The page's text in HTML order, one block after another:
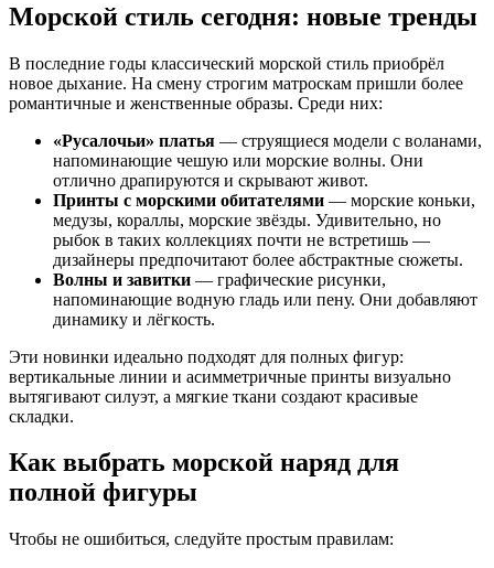
Морской стиль сегодня: новые тренды
В последние годы классический морской стиль приобрёл
новое дыхание. На смену строгим матроскам пришли более
романтичные и женственные образы. Среди них:
«Русалочьи» платья — струящиеся модели с воланами,
напоминающие чешую или морские волны. Они
отлично драпируются и скрывают живот.
Принты с морскими обитателями — морские коньки,
медузы, кораллы, морские звёзды. Удивительно, но
рыбок в таких коллекциях почти не встретишь —
дизайнеры предпочитают более абстрактные сюжеты.
Волны и завитки — графические рисунки,
напоминающие водную гладь или пену. Они добавляют
динамику и лёгкость.
Эти новинки идеально подходят для полных фигур:
вертикальные линии и асимметричные принты визуально
вытягивают силуэт, а мягкие ткани создают красивые
складки.
Как выбрать морской наряд для
полной фигуры
Чтобы не ошибиться, следуйте простым правилам: